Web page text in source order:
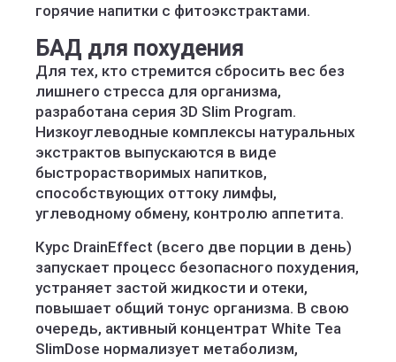
горячие напитки с фитоэкстрактами.
БАД для похудения
Для тех, кто стремится сбросить вес без
лишнего стресса для организма,
разработана серия 3D Slim Program.
Низкоуглеводные комплексы натуральных
экстрактов выпускаются в виде
быстрорастворимых напитков,
способствующих оттоку лимфы,
углеводному обмену, контролю аппетита.
Курс DrainEffect (всего две порции в день)
запускает процесс безопасного похудения,
устраняет застой жидкости и отеки,
повышает общий тонус организма. В свою
очередь, активный концентрат White Tea
SlimDose нормализует метаболизм,